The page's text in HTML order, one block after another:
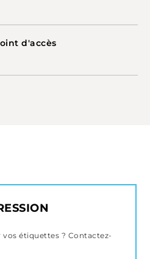
d'accès
vos étiquettes ? Contactez-